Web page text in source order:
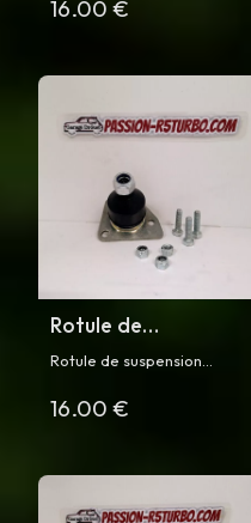
16.00 €
Rotule de
suspension
pour R5 Turbo
Rotule de suspension
Turbo et Turbo 2, montage
16.00 €